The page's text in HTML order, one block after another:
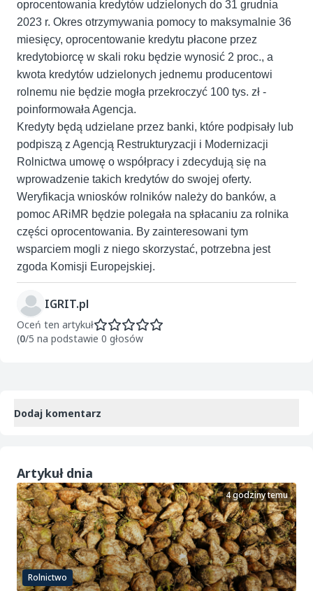
oprocentowania kredytów udzielonych do 31 grudnia
2023 r. Okres otrzymywania pomocy to maksymalnie 36
miesięcy, oprocentowanie kredytu płacone przez
kredytobiorcę w skali roku będzie wynosić 2 proc., a
kwota kredytów udzielonych jednemu producentowi
rolnemu nie będzie mogła przekroczyć 100 tys. zł -
poinformowała Agencja.
Kredyty będą udzielane przez banki, które podpisały lub
podpiszą z Agencją Restrukturyzacji i Modernizacji
Rolnictwa umowę o współpracy i zdecydują się na
wprowadzenie takich kredytów do swojej oferty.
Weryfikacja wniosków rolników należy do banków, a
pomoc ARiMR będzie polegała na spłacaniu za rolnika
części oprocentowania. By zainteresowani tym
wsparciem mogli z niego skorzystać, potrzebna jest
zgoda Komisji Europejskiej.
IGRIT.pl
Oceń ten artykuł
(0/5 na podstawie 0 głosów
Dodaj komentarz
Artykuł dnia
Rolnictwo
4 godziny temu